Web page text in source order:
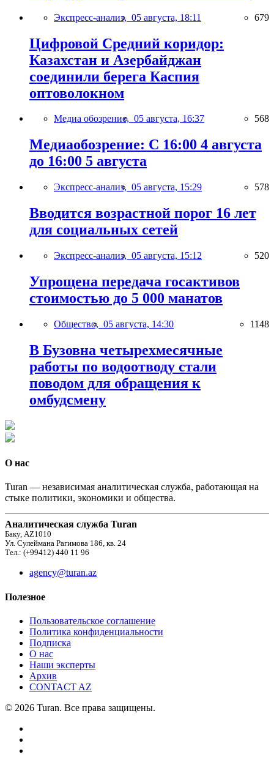
Экспресс-анализ, 05 августа, 18:11 679
Цифровой Средний коридор:
Казахстан и Азербайджан
соединили берега Каспия
оптоволокном
Медиа обозрение, 05 августа, 16:37 568
Медиаобозрение: С 16:00 4 августа
до 16:00 5 августа
Экспресс-анализ, 05 августа, 15:29 578
Вводится возрастной порог 16 лет
для социальных сетей
Экспресс-анализ, 05 августа, 15:12 520
Упрощена передача госактивов
стоимостью до 5 000 манатов
Общество, 05 августа, 14:30 1148
В Бузовна четырехмесячные
работы по водоотводу стали
поводом для обращения к
омбудсмену
О нас
Turan — независимая аналитическая служба, работающая на
стыке политики, экономики и общества.
Аналитическая служба Turan
Баку, AZ1010
Ул. Сулеймана Рагимова 186, кв. 24
Тел.: (+99412) 440 11 96
agency@turan.az
Полезное
Пользовательское соглашение
Политика конфиденциальности
Подписка
О нас
Наши эксперты
Архив
CONTACT AZ
© 2026 Turan. Все права защищены.